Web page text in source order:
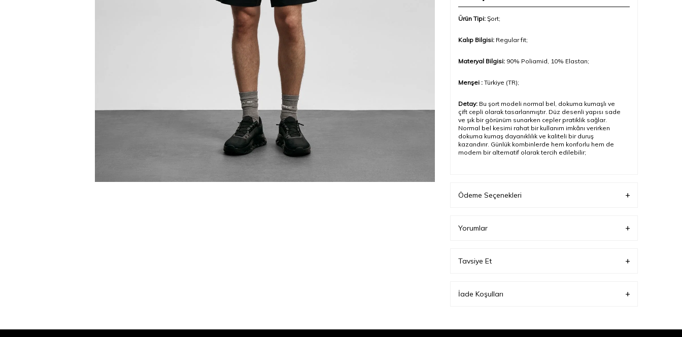
Ürün Tipi: Şort;
Kalıp Bilgisi: Regular fit;
Materyal Bilgisi: 90% Poliamid, 10% Elastan;
Menşei : Türkiye (TR);
Detay: Bu şort modeli normal bel, dokuma kumaşlı ve
çift cepli olarak tasarlanmıştır. Düz desenli yapısı sade
ve şık bir görünüm sunarken cepler pratiklik sağlar.
Normal bel kesimi rahat bir kullanım imkânı verirken
dokuma kumaş dayanıklılık ve kaliteli bir duruş
kazandırır. Günlük kombinlerde hem konforlu hem de
modern bir alternatif olarak tercih edilebilir;
Ödeme Seçenekleri
Yorumlar
Tavsiye Et
İade Koşulları